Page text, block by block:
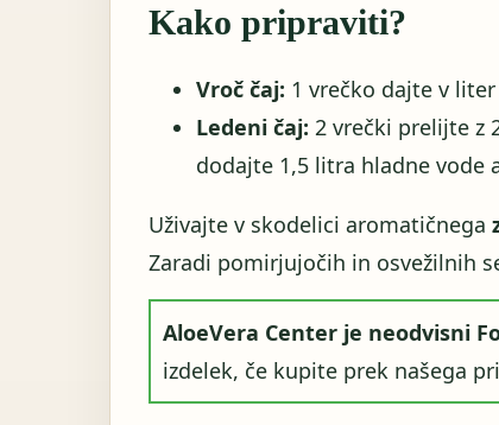
Kako pripraviti?
Vroč čaj: 1 vrečko dajte v
Ledeni čaj: 2 vrečki prelijte z
dodajte 1,5 litra hladne vode
Uživajte v skodelici aromatičnega
Zaradi pomirjujočih in osvežilnih
AloeVera Center je neodvisni
izdelek, če kupite prek našega